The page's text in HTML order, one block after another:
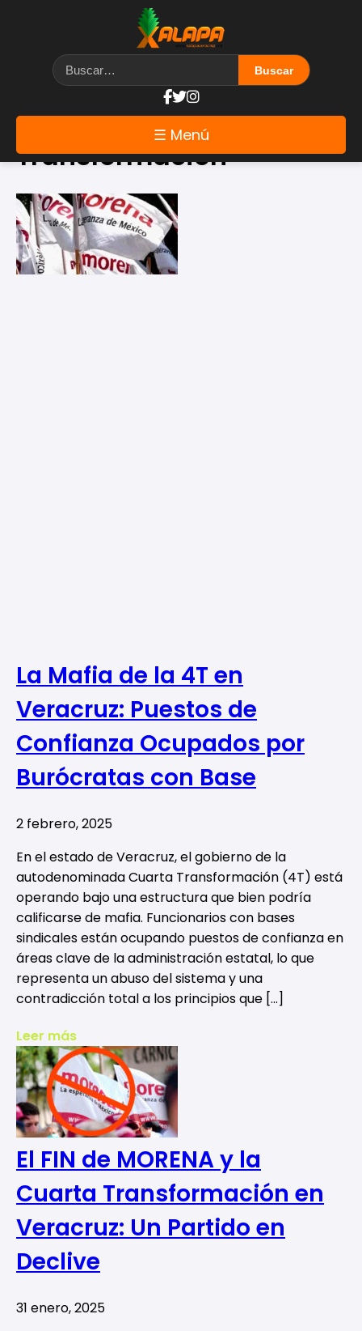
☰ Menú
Etiqueta: Cuarta
Transformación
La Mafia de la 4T en
Veracruz: Puestos de
Confianza Ocupados por
Burócratas con Base
2 febrero, 2025
En el estado de Veracruz, el gobierno de la
autodenominada Cuarta Transformación (4T) está
operando bajo una estructura que bien podría
calificarse de mafia. Funcionarios con bases
sindicales están ocupando puestos de confianza en
áreas clave de la administración estatal, lo que
representa un abuso del sistema y una
contradicción total a los principios que […]
Leer más
El FIN de MORENA y la
Cuarta Transformación en
Veracruz: Un Partido en
Declive
31 enero, 2025